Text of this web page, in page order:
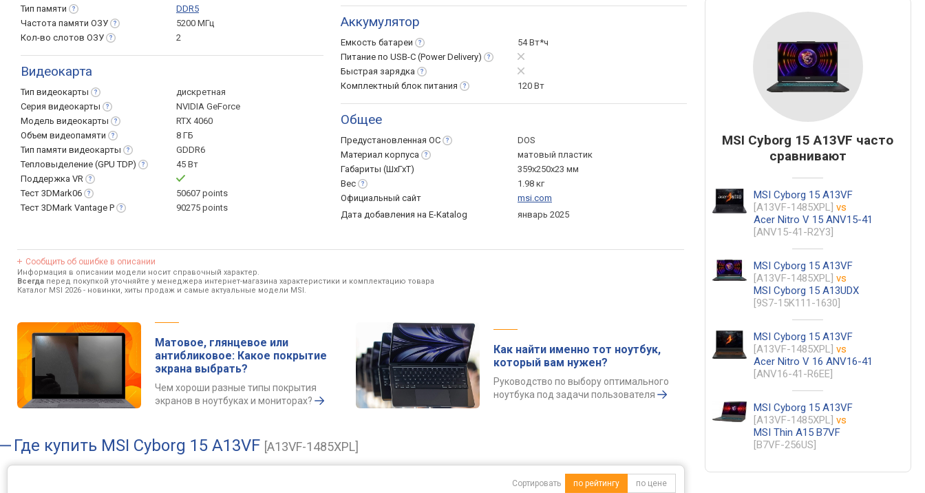
Тип памяти
DDR5
Частота памяти ОЗУ
5200 МГц
Кол-во слотов ОЗУ 2
Видеокарта
Тип видеокарты
дискретная
Серия видеокарты
NVIDIA GeForce
Модель видеокарты
RTX 4060
Объем видеопамяти
8 ГБ
Тип памяти видеокарты
GDDR6
Тепловыделение (GPUTDP)
45 Вт
Поддержка VR
Тест 3DMark06
50607 points
Тест 3DMark Vantage P 90275 points
Аккумулятор
Емкость батареи
54 Вт*ч
Питание по USB-C (PowerDelivery)
Быстрая зарядка
Комплектный блок питания 120 Вт
Общее
Предустановленная ОС
DOS
Материал корпуса
матовый пластик
Габариты (ШхГхТ)
359x250x23 мм
Вес
1.98 кг
Официальный сайт
msi.com
Дата добавления на E-Katalog
январь 2025
Сообщить об ошибке в описании
Информация в описании модели носит справочный характер.
Всегда перед покупкой уточняйте у менеджера интернет-магазина характеристики и комплектацию товара
Каталог MSI 2026 - новинки, хиты продаж и самые актуальные модели MSI.
Матовое, глянцевое или
антибликовое: Какое покрытие
экрана выбрать?
Чем хороши разные типы покрытия
экранов в ноутбуках и мониторах?
Как найти именно тот ноутбук,
который вам нужен?
Руководство по выбору оптимального
ноутбука под задачи пользователя
Где купить MSI Cyborg 15 A13VF [A13VF-1485XPL]
Сортировать по рейтингу по цене
MSI Cyborg 15 A13VF часто
сравнивают
MSI Cyborg 15 A13VF
[A13VF-1485XPL] vs
Acer Nitro V 15 ANV15-41
[ANV15-41-R2Y3]
MSI Cyborg 15 A13VF
[A13VF-1485XPL] vs
MSI Cyborg 15 A13UDX
[9S7-15K111-1630]
MSI Cyborg 15 A13VF
[A13VF-1485XPL] vs
Acer Nitro V 16 ANV16-41
[ANV16-41-R6EE]
MSI Cyborg 15 A13VF
[A13VF-1485XPL] vs
MSI Thin A15 B7VF
[B7VF-256US]